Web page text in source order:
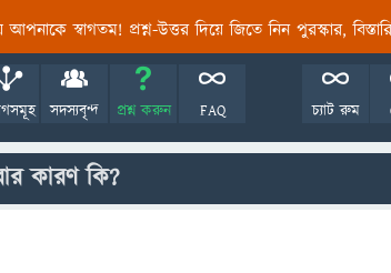
আপনাকে স্বাগতম! প্রশ্ন-উত্তর দিয়ে জিতে নিন পুরস্কার,
সদস্যবৃন্দ প্রশ্ন করুন FAQ চ্যাট রুম
কারণ কি?